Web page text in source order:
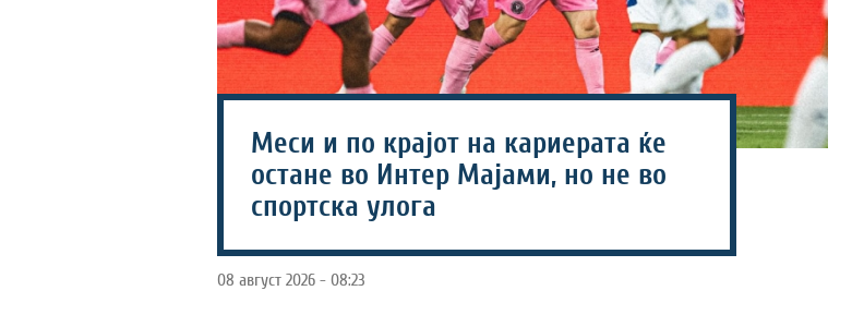
Меси и по крајот на кариерата ќе
остане во Интер Мајами, но не во
спортска улога
08 август 2026 - 08:23